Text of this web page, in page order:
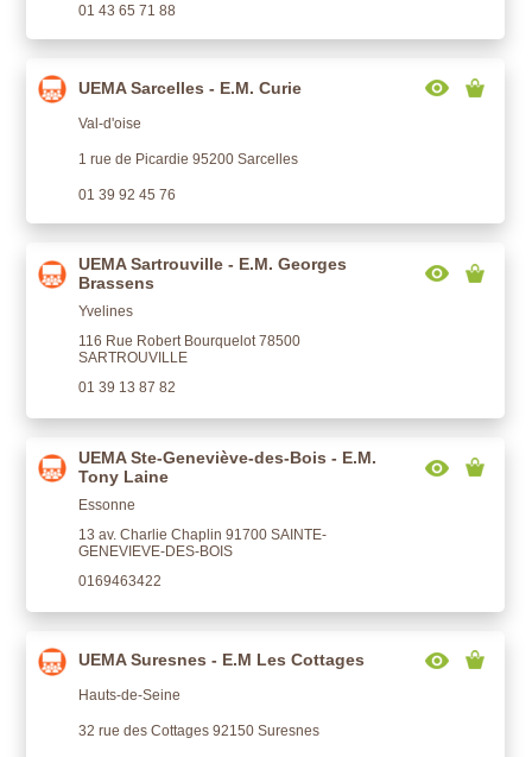
01 43 65 71 88
UEMA Sarcelles - E.M. Curie
Val-d'oise
1 rue de Picardie 95200 Sarcelles
01 39 92 45 76
UEMA Sartrouville - E.M. Georges
Brassens
Yvelines
116 Rue Robert Bourquelot 78500
SARTROUVILLE
01 39 13 87 82
UEMA Ste-Geneviève-des-Bois - E.M.
Tony Laine
Essonne
13 av. Charlie Chaplin 91700 SAINTE-
GENEVIEVE-DES-BOIS
0169463422
UEMA Suresnes - E.M Les Cottages
Hauts-de-Seine
32 rue des Cottages 92150 Suresnes